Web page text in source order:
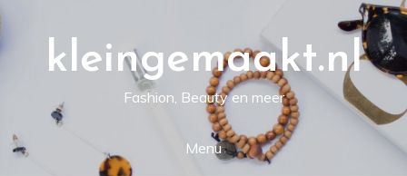
kleingemaakt.nl
Fashion, Beauty en meer
Menu